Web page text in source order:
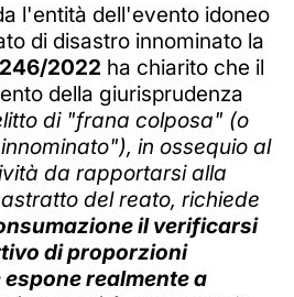
l'entità dell'evento idoneo
di disastro innominato la
2022 ha chiarito che il
della giurisprudenza
di "frana colposa" (o
in ossequio al
da rapportarsi alla
del reato, richiede
il verificarsi
di proporzioni
realmente a